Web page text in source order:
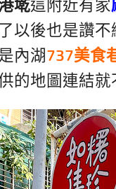
墘這附近有家
以後也是讚
內湖737美食
的地圖連結